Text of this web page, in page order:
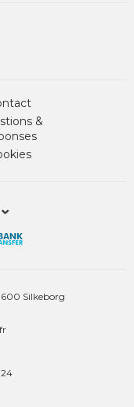
&
Silkeborg